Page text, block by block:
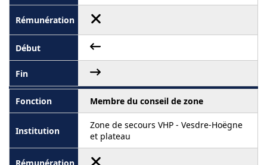
Membre du conseil de zone
Zone de secours VHP - Vesdre-Hoëgne
et plateau